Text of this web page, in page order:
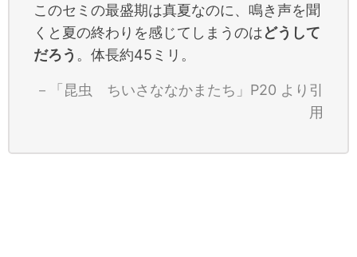
このセミの最盛期は真夏なのに、鳴き声を聞
くと夏の終わりを感じてしまうのはどうして
だろう 。体長約45ミリ。
－「昆虫 ちいさななかまたち」P20 より引
用